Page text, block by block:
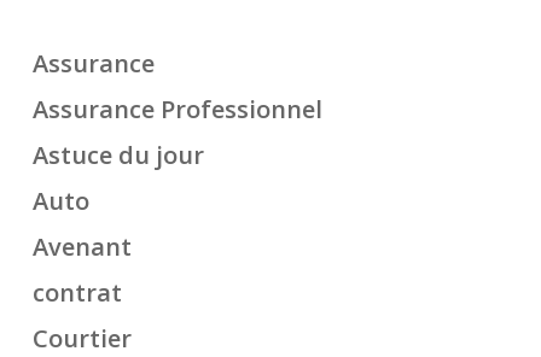
Assurance
Assurance Professionnel
Astuce du jour
Auto
Avenant
contrat
Courtier